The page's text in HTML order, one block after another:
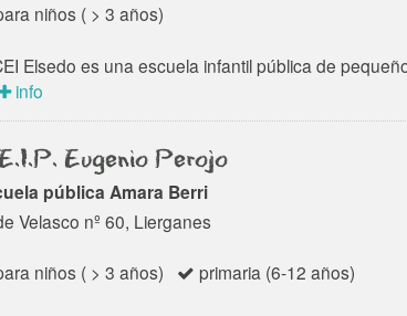
niños ( > 3 años)
Elsedo es una escuela infantil pública de
info
Eugenio Perojo
pública Amara Berri
Velasco nº 60, Lierganes
niños ( > 3 años) primaria (6-12 años)